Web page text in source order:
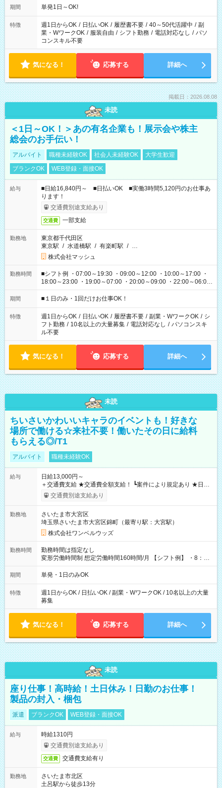
期間 単発1日～OK!
特徴 週1日からOK / 日払いOK / 履歴書不要 / 40～50代活躍中 / 副
業・WワークOK / 服装自由 / シフト勤務 / 電話対応なし / パソ
コンスキル不要
気になる！ 応募する 詳細へ
掲載日：2026.08.08
未読
＜1日～OK！＞あの有名企業も！展示会や株主
総会のお手伝い！
アルバイト 職種未経験OK 社会人未経験OK
大学生歓迎
ブランクOK
WEB登録・面接OK
給与
■日給16,840円～ ■日払いOK ■実働3時間5,120円のお仕事あ
ります！
交通費別途支給あり
交通費 一部支給
勤務地
東京都千代田区
東京駅 / 水道橋駅 / 有楽町駅 / …
株式会社マッシュ
勤務時間
■シフト例 ・07:00～19:30 ・09:00～12:00 ・10:00～17:00 ・
18:00～23:00 ・19:00～07:00 ・20:00～09:00 ・22:00～06:00
etc ★最短で3時間で5,120円のお仕事から 15時間で2万円近く稼
げるお仕事も！ ご希望のお時間に合わせてご紹介！ ※シフトは
ください！
期間 ■１日のみ・1回だけお仕事OK！
特徴 週1日からOK / 日払いOK / 履歴書不要 / 副業・WワークOK / シ
フト勤務 / 10名以上の大量募集 / 電話対応なし / パソコンスキ
ル不要
気になる！ 応募する 詳細へ
未読
ちいさいかわいいキャラのイベントも！好きな
場所で働ける☆来社不要！働いたその日に給料
もらえる◎/T1
アルバイト 職種未経験OK
給与
日給13,000円～
＋交通費支給 ★交通費全額支給！ ┗案件により規定あり ★日払
いOK！（規定あり） ┗働いたその日に現金GET♪ お仕事後はコ
ンビニATMから 日払い分を引き落とせます！ 【試用期間】試
交通費別途支給あり
勤務地
さいたま市大宮区
埼玉県さいたま市大宮区錦町（最寄り駅：大宮駅）
株式会社ワンベルウッズ
勤務時間
勤務時間は指定なし
変形労働時間制 想定労働時間160時間/月 【シフト例】 ・8：00
～21：00
期間 単発・1日のみOK
特徴
週1日からOK / 日払いOK / 副業・WワークOK / 10名以上の大量
募集
気になる！ 応募する 詳細へ
未読
座り仕事！高時給！土日休み！日勤のお仕事！
製品の封入・梱包
派遣 ブランクOK WEB登録・面接OK
給与
時給1310円
交通費別途支給あり
交通費 交通費支給有り
勤務地
さいたま市北区
土呂駅から徒歩13分